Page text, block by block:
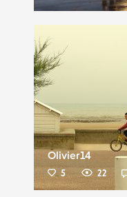
Olivier14
5 22